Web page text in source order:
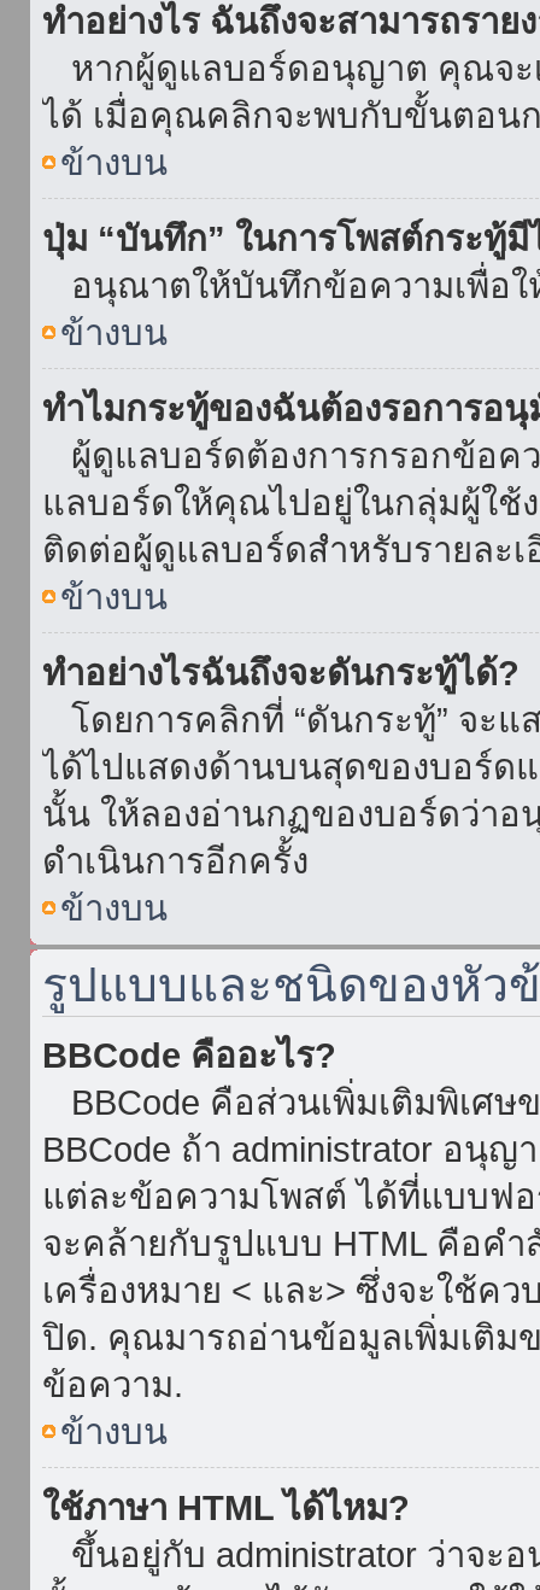
ทำอย่างไร ฉันถึงจะสามารถรา
หากผู้ดูแลบอร์ดอนุญาต คุณจะ
ได้ เมื่อคุณคลิกจะพบกับขั้นตอน
ข้างบน
ปุ่ม “บันทึก” ในการโพสต์กระทู้มี
อนุณาตให้บันทึกข้อความเพื่อใ
ข้างบน
ทำไมกระทู้ของฉันต้องรอการอนุ
ผู้ดูแลบอร์ดต้องการกรอกข้อค
แลบอร์ดให้คุณไปอยู่ในกลุ่มผู้ใช้
ติดต่อผู้ดูแลบอร์ดสำหรับรายละเ
ข้างบน
ทำอย่างไรฉันถึงจะดันกระทู้ได้?
โดยการคลิกที่ “ดันกระทู้” จะ
ได้ไปแสดงด้านบนสุดของบอร์ด
นั้น ให้ลองอ่านกฏของบอร์ดว่า
ดำเนินการอีกครั้ง
ข้างบน
รูปแบบและชนิดของหัว
BBCode คืออะไร?
BBCode คือส่วนเพิ่มเติมพิเศ
BBCode ถ้า administrator อนุ
แต่ละข้อความโพสต์ ได้ที่แบบฟ
จะคล้ายกับรูปแบบ HTML คือคำ
เครื่องหมาย < และ> ซึ่งจะใช้ค
ปิด. คุณมารถอ่านข้อมูลเพิ่มเติม
ข้อความ.
ข้างบน
ใช้ภาษา HTML ได้ไหม?
ขึ้นอยู่กับ administrator ว่าจะ